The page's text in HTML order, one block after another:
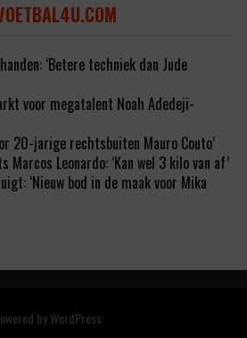
‘Betere techniek dan Jude
voor megatalent Noah Adedeji-
20-jarige rechtsbuiten Mauro Couto’
Leonardo: ‘Kan wel 3 kilo van af’
‘Nieuw bod in de maak voor Mika
byWordPress